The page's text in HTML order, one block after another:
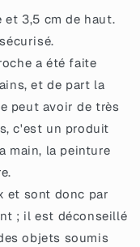
et 3,5 cm de haut.
a été faite
et de part la
peut avoir de très
c'est un produit
main, la peinture
et sont donc par
; il est déconseillé
objets soumis